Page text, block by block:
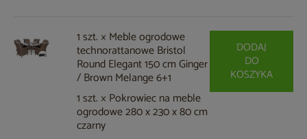
1 szt. × Meble ogrodowe
technorattanowe Bristol
Round Elegant 150 cm Ginger
/ Brown Melange 6+1
1 szt. × Pokrowiec na meble
ogrodowe 280 x 230 x 80 cm
czarny
DODAJ
DO
KOSZYKA